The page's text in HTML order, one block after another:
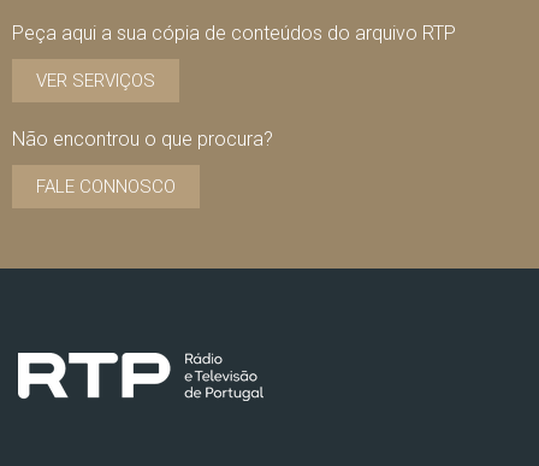
Peça aqui a sua cópia de conteúdos do arquivo RTP
VER SERVIÇOS
Não encontrou o que procura?
FALE CONNOSCO